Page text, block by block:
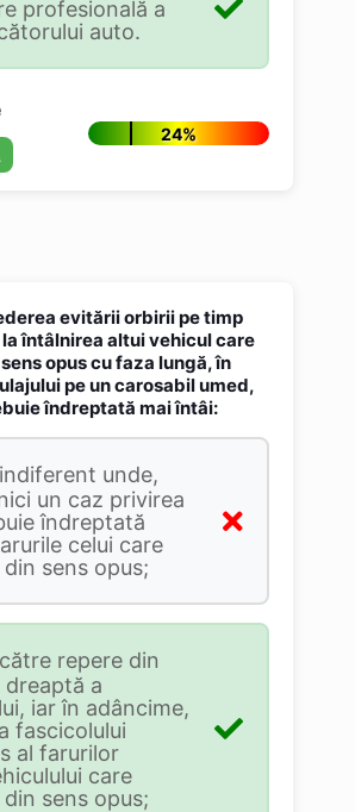
profesională a
auto.
24%
evitării orbirii pe timp
întâlnirea altui vehicul care
opus cu faza lungă, în
pe un carosabil umed,
îndreptată mai întâi:
indiferent unde,
un caz privirea
îndreptată
celui care
sens opus;
către repere din
a
iar în adâncime,
fascicolului
al farurilor
care
sens opus;